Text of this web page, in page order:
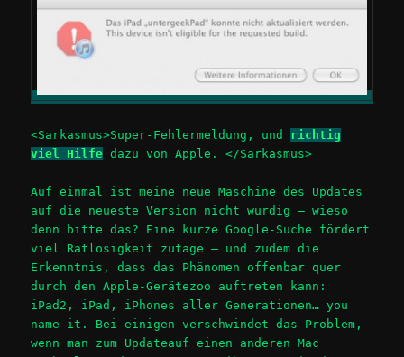
<Sarkasmus>Super-Fehlermeldung, und richtig
viel Hilfe dazu von Apple. </Sarkasmus>
Auf einmal ist meine neue Maschine des Updates
auf die neueste Version nicht würdig – wieso
denn bitte das? Eine kurze Google-Suche fördert
viel Ratlosigkeit zutage – und zudem die
Erkenntnis, dass das Phänomen offenbar quer
durch den Apple-Gerätezoo auftreten kann:
iPad2, iPad, iPhones aller Generationen… you
name it. Bei einigen verschwindet das Problem,
wenn man zum Updateauf einen anderen Mac